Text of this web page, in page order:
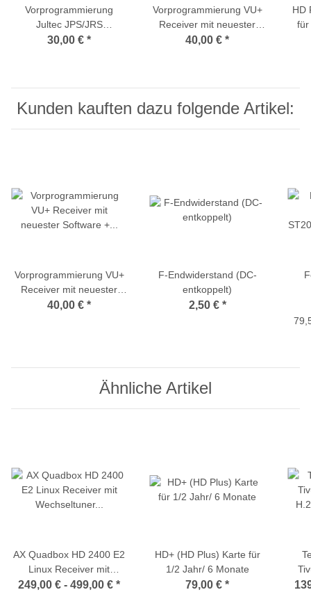
Vorprogrammierung
Jultec JPS/JRS
Multischalter auf
30,00 € *
Vorprogrammierung VU+
Receiver mit neuester
Software + aktueller
40,00 € *
HD
für
Kunden kauften dazu folgende Artikel:
Vorprogrammierung VU+
Receiver mit neuester
Software + aktueller
40,00 € *
F-Endwiderstand (DC-
entkoppelt)
2,50 € *
Ähnliche Artikel
AX Quadbox HD 2400 E2
Linux Receiver mit
Wechseltuner DVB-S2 /
249,00 € - 499,00 € *
HD+ (HD Plus) Karte für
1/2 Jahr/ 6 Monate
79,00 € *